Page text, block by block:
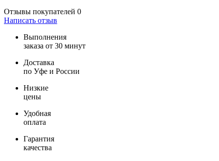
Отзывы покупателей 0
Написать отзыв
Выполнения
заказа от 30 минут
Доставка
по Уфе и России
Низкие
цены
Удобная
оплата
Гарантия
качества